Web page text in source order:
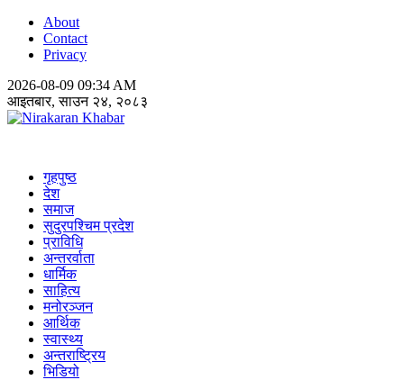
About
Contact
Privacy
2026-08-09 09:34 AM
आइतबार, साउन २४, २०८३
गृहपुष्ठ
देश
समाज
सुदुरपश्चिम प्रदेश
प्राविधि
अन्तरर्वाता
धार्मिक
साहित्य
मनोरञ्जन
आर्थिक
स्वास्थ्य
अन्तराष्ट्रिय
भिडियो